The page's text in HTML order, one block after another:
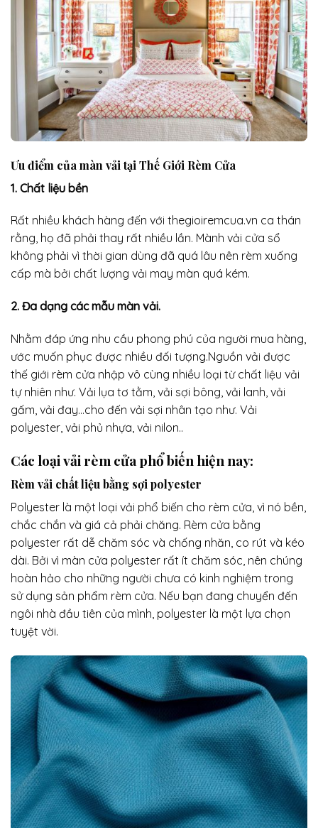
Ưu điểm của màn vải tại Thế Giới Rèm Cửa
1. Chất liệu bền
Rất nhiều khách hàng đến với thegioiremcua.vn ca thán
rằng, họ đã phải thay rất nhiều lần. Mành vải cửa sổ
không phải vì thời gian dùng đã quá lâu nên rèm xuống
cấp mà bởi chất lượng vải may màn quá kém.
2. Đa dạng các mẫu màn vải.
Nhằm đáp ứng nhu cầu phong phú của người mua hàng,
ước muốn phục được nhiều đối tượng.Nguồn vải được
thế giới rèm cửa nhập vô cùng nhiều loại từ chất liệu vải
tự nhiên như. Vải lụa tơ tằm, vải sợi bông, vải lanh, vải
gấm, vải đay…cho đến vải sợi nhân tạo như. Vải
polyester, vải phủ nhựa, vải nilon..
Các loạivải rèm cửa phổ biến hiện nay:
Rèm vải chất liệu bằng sợi polyester
Polyester là một loại vải phổ biến cho rèm cửa, vì nó bền,
chắc chắn và giá cả phải chăng. Rèm cửa bằng
polyester rất dễ chăm sóc và chống nhăn, co rút và kéo
dài. Bởi vì màn cửa polyester rất ít chăm sóc, nên chúng
hoàn hảo cho những người chưa có kinh nghiệm trong
sử dụng sản phẩm rèm cửa. Nếu bạn đang chuyển đến
ngôi nhà đầu tiên của mình, polyester là một lựa chọn
tuyệt vời.